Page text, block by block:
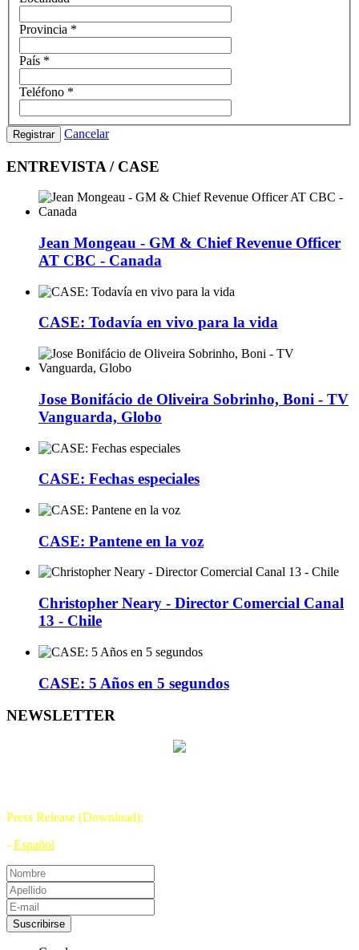
Provincia *
País *
Teléfono *
Registrar Cancelar
ENTREVISTA / CASE
Jean Mongeau - GM & Chief Revenue Officer
AT CBC - Canada
CASE: Todavía en vivo para la vida
Jose Bonifácio de Oliveira Sobrinho, Boni - TV
Vanguarda, Globo
CASE: Fechas especiales
CASE: Pantene en la voz
Christopher Neary - Director Comercial Canal
13 - Chile
CASE: 5 Años en 5 segundos
NEWSLETTER
Press Release (Download):
- Español
Suscribirse